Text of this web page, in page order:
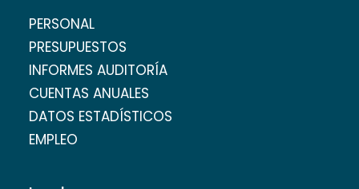
PERSONAL
PRESUPUESTOS
INFORMES AUDITORÍA
CUENTAS ANUALES
DATOS ESTADÍSTICOS
EMPLEO